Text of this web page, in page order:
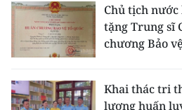
한국어
Chủ tịch
tặng Trung sĩ
chương Bảo
Khai thác tri
lượng huấn